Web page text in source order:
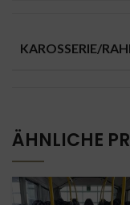
KAROSSERIE/
ÄHNLICHE